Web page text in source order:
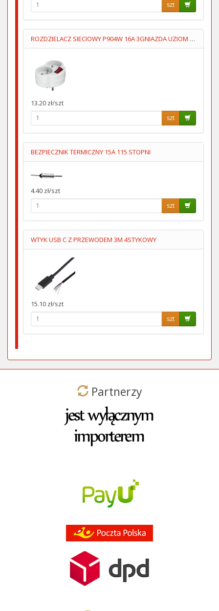
szt
ROZDZIELACZ SIECIOWY P904W 16A 3GNIAZDA UZIOM WYŁĄCZNIK
13.20 zł/szt
szt
BEZPIECZNIK TERMICZNY 15A 115 STOPNI
4.40 zł/szt
szt
WTYK USB C Z PRZEWODEM 3M 4STYKOWY
15.10 zł/szt
szt
Partnerzy